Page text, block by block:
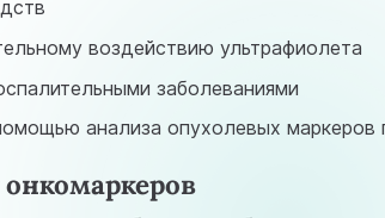
воздействию ультрафиолета
заболеваниями
анализа опухолевых